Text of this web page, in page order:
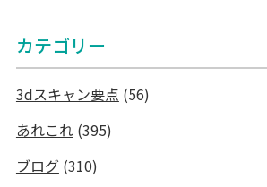
カテゴリー
3dスキャン要点 (56)
あれこれ(395)
ブログ(310)